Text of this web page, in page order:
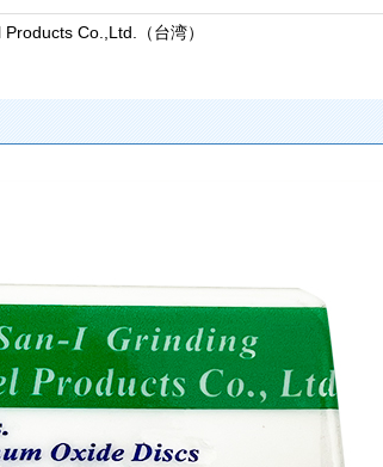
Co.,Ltd.（台湾）